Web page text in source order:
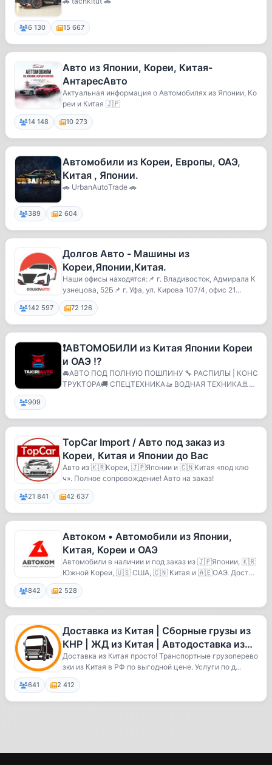
6 130 15 667
Авто из Японии, Кореи, Китая-
АнтаресАвто
Актуальная информация о Автомобилях из Японии, Ко
реи и Китая 🇯🇵
14 148 10 273
Автомобили из Кореи, Европы, ОАЭ,
Китая , Японии.
🚗 UrbanAutoTrade 🚗
389 2 604
Долгов Авто - Машины из
Кореи,Японии,Китая.
Наши офисы находятся:📌 г. Владивосток, Адмирала К
узнецова, 52Б📌 г. Уфа, ул. Кирова 107/4, офис 21...
142 597 72 126
❗️АВТОМОБИЛИ из Китая Японии Кореи
и ОАЭ ⁉️
🚘АВТО ПОД ПОЛНУЮ ПОШЛИНУ 🔧 РАСПИЛЫ | КОНС
ТРУКТОРА🚚 СПЕЦТЕХНИКА🚤 ВОДНАЯ ТЕХНИКА🚢Д
909
TopCar Import / Авто под заказ из
Кореи, Китая и Японии до Вас
Авто из 🇰🇷Кореи, 🇯🇵Японии и 🇨🇳Китая «под клю
ч». Полное сопровождение! Авто на заказ!
21 841 42 637
Автоком • Автомобили из Японии,
Китая, Кореи и ОАЭ
Автомобили в наличии и под заказ из 🇯🇵Японии, 🇰🇷
Южной Кореи, 🇺🇸 США, 🇨🇳 Китая и 🇦🇪ОАЭ. Достав
ка ...
842 2 528
Доставка из Китая | Сборные грузы из
КНР | ЖД из Китая | Автодоставка из
КНР | Логистика из Китая
Доставка из Китая просто! Транспортные грузоперево
зки из Китая в РФ по выгодной цене. Услуги по д...
641 2 412